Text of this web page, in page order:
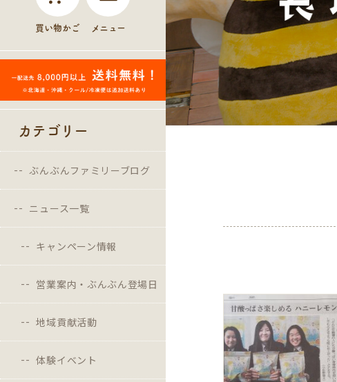
買い物かご メニュー
カテゴリー
ぶんぶんファミリーブログ
ニュース一覧
キャンペーン情報
営業案内・ぶんぶん登場日
地域貢献活動
体験イベント